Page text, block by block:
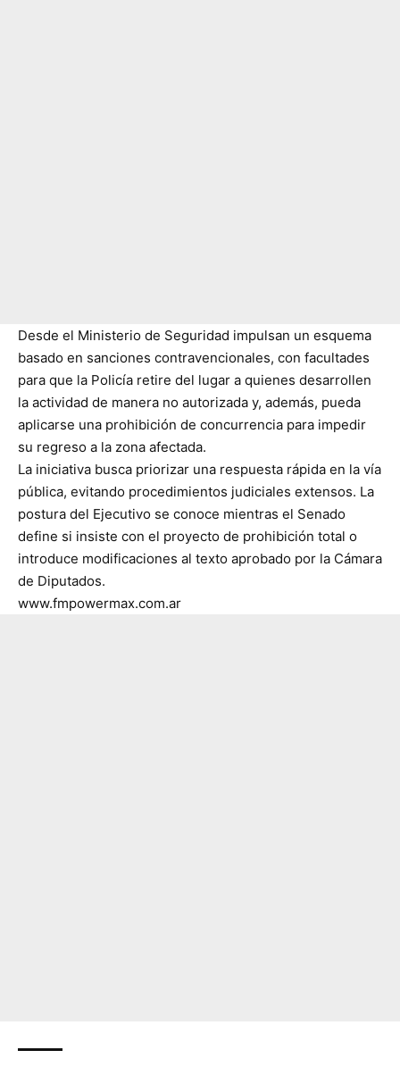
Desde el Ministerio de Seguridad impulsan un esquema
basado en sanciones contravencionales, con facultades
para que la Policía retire del lugar a quienes desarrollen
la actividad de manera no autorizada y, además, pueda
aplicarse una prohibición de concurrencia para impedir
su regreso a la zona afectada.
La iniciativa busca priorizar una respuesta rápida en la vía
pública, evitando procedimientos judiciales extensos. La
postura del Ejecutivo se conoce mientras el Senado
define si insiste con el proyecto de prohibición total o
introduce modificaciones al texto aprobado por la Cámara
de Diputados.
www.fmpowermax.com.ar